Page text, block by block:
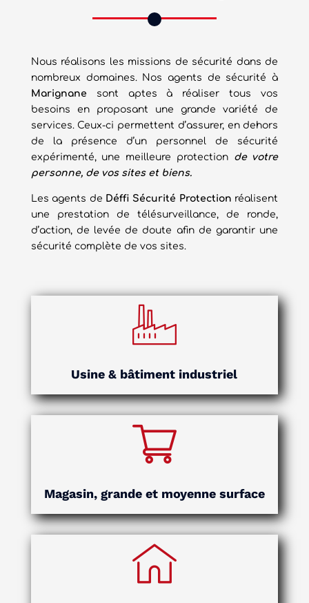
Nous réalisons les missions de sécurité dans de
nombreux domaines. Nos agents de sécurité à
Marignane sont aptes à réaliser tous vos
besoins en proposant une grande variété de
services. Ceux-ci permettent d’assurer, en dehors
de la présence d’un personnel de sécurité
expérimenté, une meilleure protection de votre
personne, de vos sites et biens.
Les agents de Déffi Sécurité Protection réalisent
une prestation de télésurveillance, de ronde,
d’action, de levée de doute afin de garantir une
sécurité complète de vos sites.
Usine & bâtiment industriel
Magasin, grande et moyenne surface